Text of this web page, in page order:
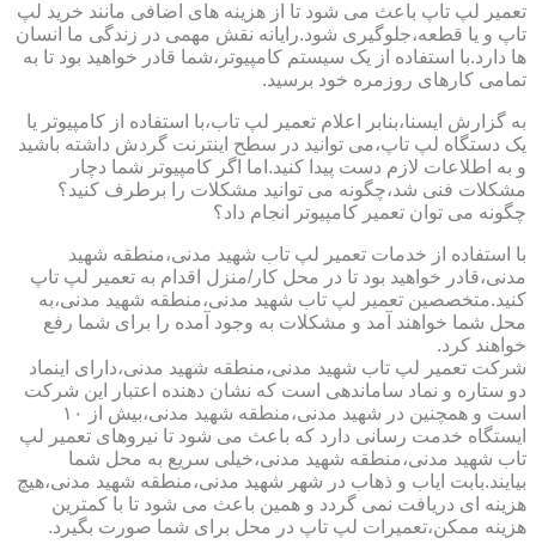
تعمیر لپ تاپ باعث می شود تا از هزینه های اضافی مانند خرید لپ
تاپ و یا قطعه،جلوگیری شود.رایانه نقش مهمی در زندگی ما انسان
ها دارد.با استفاده از یک سیستم کامپیوتر،شما قادر خواهید بود تا به
تمامی کارهای روزمره خود برسید.
به گزارش ایسنا،بنابر اعلام تعمیر لپ تاب،با استفاده از کامپیوتر یا
یک دستگاه لپ تاپ،می توانید در سطح اینترنت گردش داشته باشید
و به اطلاعات لازم دست پیدا کنید.اما اگر کامپیوتر شما دچار
مشکلات فنی شد،چگونه می توانید مشکلات را برطرف کنید؟
چگونه می توان تعمیر کامپیوتر انجام داد؟
با استفاده از خدمات تعمیر لپ تاب شهید مدنی،منطقه شهید
مدنی،قادر خواهید بود تا در محل کار/منزل اقدام به تعمیر لپ تاپ
کنید.متخصصین تعمیر لپ تاب شهید مدنی،منطقه شهید مدنی،به
محل شما خواهند آمد و مشکلات به وجود آمده را برای شما رفع
خواهند کرد.
شرکت تعمیر لپ تاب شهید مدنی،منطقه شهید مدنی،دارای اینماد
دو ستاره و نماد ساماندهی است که نشان دهنده اعتبار این شرکت
است و همچنین در شهید مدنی،منطقه شهید مدنی،بیش از ۱۰
ایستگاه خدمت رسانی دارد که باعث می شود تا نیروهای تعمیر لپ
تاب شهید مدنی،منطقه شهید مدنی،خیلی سریع به محل شما
بیایند.بابت ایاب و ذهاب در شهر شهید مدنی،منطقه شهید مدنی،هیچ
هزینه ای دریافت نمی گردد و همین باعث می شود تا با کمترین
هزینه ممکن،تعمیرات لپ تاپ در محل برای شما صورت بگیرد.